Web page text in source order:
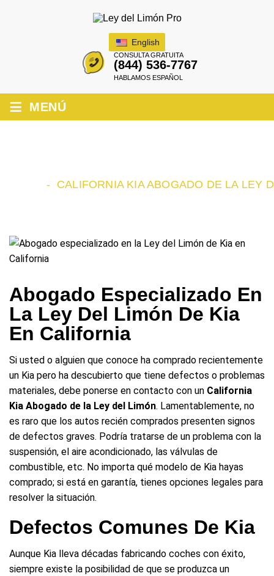
English
CONSULTA GRATUITA
(844) 536-7767
HABLAMOS ESPAÑOL
≡ MENÚ
- CALIFORNIA KIA ABOGADO DE LA LEY
Abogado Especializado En
La Ley Del Limón De Kia
En California
Si usted o alguien que conoce ha comprado recientemente
un Kia pero ha descubierto que tiene defectos o problemas
materiales, debe ponerse en contacto con un California
Kia Abogado de la Ley del Limón. Lamentablemente, no
es raro que los autos recién comprados presenten signos
de defectos graves. Podría tratarse de un problema con la
suspensión, el aire acondicionado, las válvulas de
combustible, etc. No importa qué modelo de Kia hayas
comprado; si está en garantía, tienes opciones legales para
resolver la situación.
Defectos Comunes De Kia
Aunque Kia lleva décadas fabricando coches con éxito,
siempre existe la posibilidad de que se produzca un